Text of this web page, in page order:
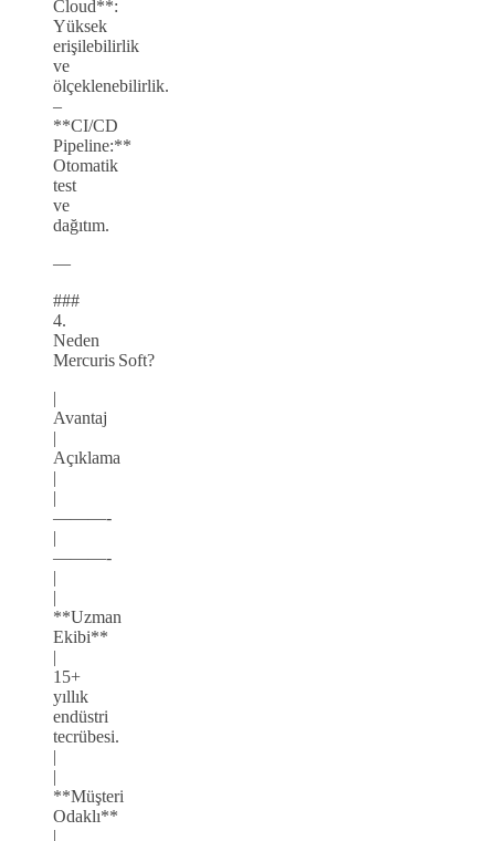
Cloud**:
Yüksek
erişilebilirlik
ve
ölçeklenebilirlik.
–
**CI/CD
Pipeline:**
Otomatik
test
ve
dağıtım.
—
###
4.
Neden
Mercuris Soft?
|
Avantaj
|
Açıklama
|
|
———-
|
———-
|
|
**Uzman
Ekibi**
|
15+
yıllık
endüstri
tecrübesi.
|
|
**Müşteri
Odaklı**
|